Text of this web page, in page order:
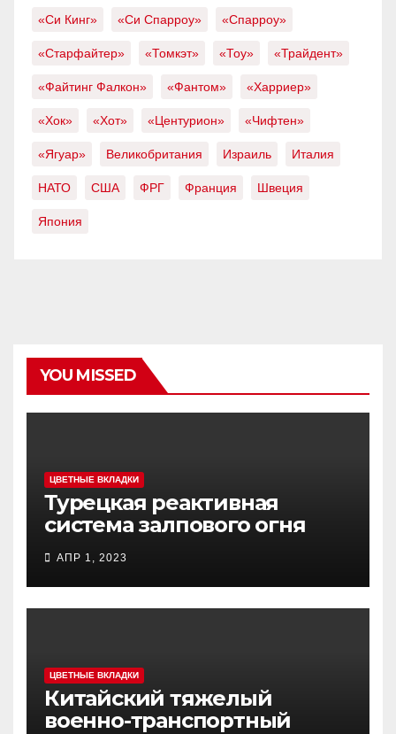
«Си Кинг» «Си Спарроу» «Спарроу»
«Старфайтер» «Томкэт» «Тоу» «Трайдент»
«Файтинг Фалкон» «Фантом» «Харриер»
«Хок» «Хот» «Центурион» «Чифтен»
«Ягуар» Великобритания Израиль Италия
НАТО США ФРГ Франция Швеция
Япония
YOU MISSED
ЦВЕТНЫЕ ВКЛАДКИ
Турецкая реактивная
система залпового огня
АПР 1, 2023
ЦВЕТНЫЕ ВКЛАДКИ
Китайский тяжелый
военно-транспортный